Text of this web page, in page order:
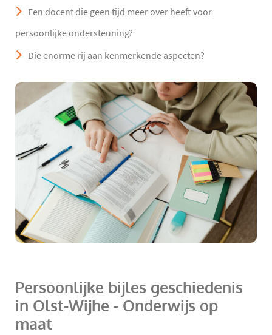
Een docent die geen tijd meer over heeft voor
persoonlijke ondersteuning?
Die enorme rij aan kenmerkende aspecten?
Persoonlijke bijles geschiedenis
in Olst-Wijhe - Onderwijs op
maat